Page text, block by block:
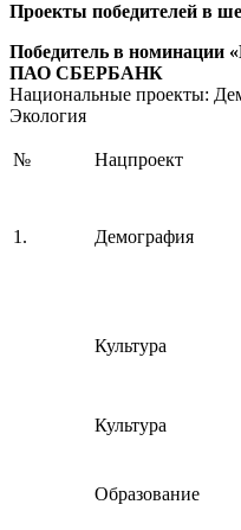
Проекты победителей в
Победитель в номинации
ПАО СБЕРБАНК
Национальные проекты:
Экология
№ Нацпроект
1. Демография
Культура
Культура
Образование